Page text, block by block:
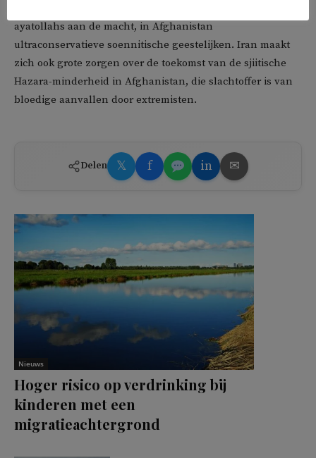
ayatollahs aan de macht, in Afghanistan
ultraconservatieve soennitische geestelijken. Iran maakt
zich ook grote zorgen over de toekomst van de sjiitische
Hazara-minderheid in Afghanistan, die slachtoffer is van
bloedige aanvallen door extremisten.
Delen 𝕏 f in ✉
Nieuws
Hoger risico op verdrinking bij
kinderen met een
migratieachtergrond